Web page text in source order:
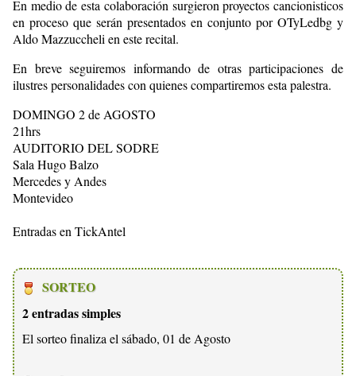
En medio de esta colaboración surgieron proyectos cancionisticos
en proceso que serán presentados en conjunto por OTyLedbg y
Aldo Mazzuccheli en este recital.
En breve seguiremos informando de otras participaciones de
ilustres personalidades con quienes compartiremos esta palestra.
DOMINGO 2 de AGOSTO
21hrs
AUDITORIO DEL SODRE
Sala Hugo Balzo
Mercedes y Andes
Montevideo
Entradas en TickAntel
SORTEO
2 entradas simples
El sorteo finaliza el sábado, 01 de Agosto